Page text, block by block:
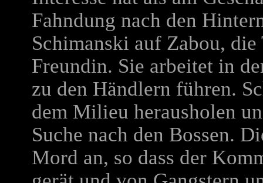
Fahndung nach den
Schimanski auf Zabou,
Freundin. Sie arbeitet in
zu den Händlern führen.
dem Milieu herausholen
Suche nach den Bossen.
Mord an, so dass der